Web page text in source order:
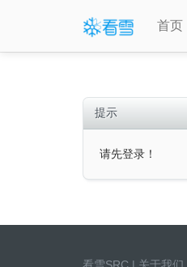
首页
提示
请先登录！
看雪SRC | 关于我们